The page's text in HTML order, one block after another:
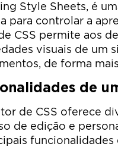
Style Sheets, é
para controlar a
CSS permite aos
visuais de um
de forma
de
de CSS oferece
de edição e
funcionalidades